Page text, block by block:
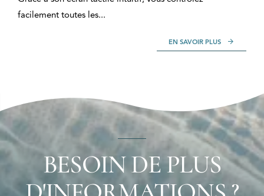
facilement toutes les...
EN SAVOIR PLUS
BESOIN DE PLUS